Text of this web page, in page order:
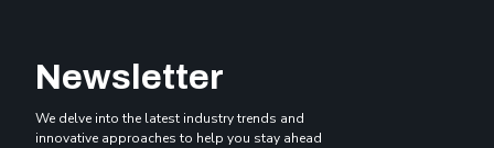
Newsletter
We delve into the latest industry trends and
innovative approaches to help you stay ahead